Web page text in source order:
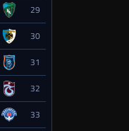
29
30
31
32
33